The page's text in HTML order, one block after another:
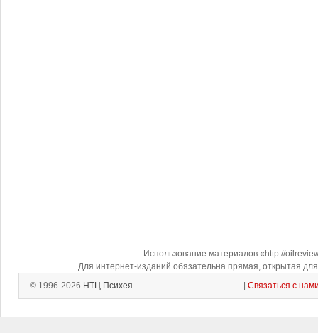
Использование материалов «http://
Для интернет-изданий обязательна прямая, открытая
© 1996-2026 НТЦ Психея Связаться с